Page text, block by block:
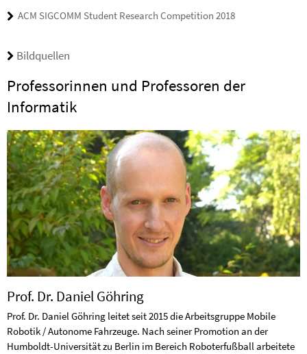
ACM SIGCOMM Student Research Competition 2018
Bildquellen
Professorinnen und Professoren der
Informatik
Prof. Dr. Daniel Göhring
Prof. Dr. Daniel Göhring leitet seit 2015 die Arbeitsgruppe Mobile
Robotik / Autonome Fahrzeuge. Nach seiner Promotion an der
Humboldt-Universität zu Berlin im Bereich Roboterfußball arbeitete